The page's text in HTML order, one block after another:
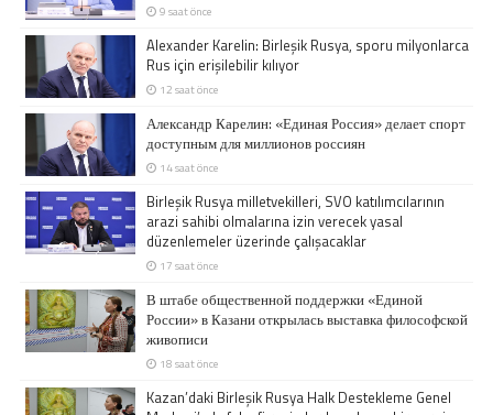
9 saat önce
Alexander Karelin: Birleşik Rusya, sporu milyonlarca
Rus için erişilebilir kılıyor
12 saat önce
Александр Карелин: «Единая Россия» делает спорт
доступным для миллионов россиян
14 saat önce
Birleşik Rusya milletvekilleri, SVO katılımcılarının
arazi sahibi olmalarına izin verecek yasal
düzenlemeler üzerinde çalışacaklar
17 saat önce
В штабе общественной поддержки «Единой
России» в Казани открылась выставка философской
живописи
18 saat önce
Kazan’daki Birleşik Rusya Halk Destekleme Genel